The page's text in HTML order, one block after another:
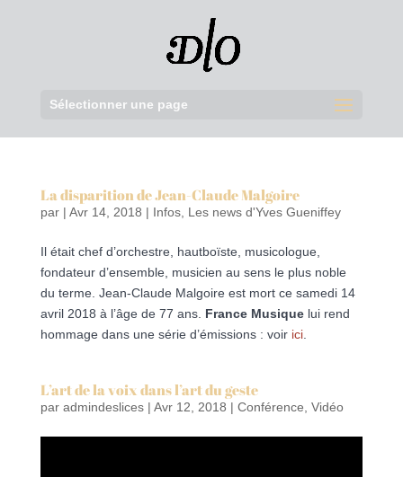
Sélectionner une page
La disparition de Jean-Claude Malgoire
par | Avr 14, 2018 | Infos, Les news d'Yves Gueniffey
Il était chef d’orchestre, hautboïste, musicologue,
fondateur d’ensemble, musicien au sens le plus noble
du terme. Jean-Claude Malgoire est mort ce samedi 14
avril 2018 à l’âge de 77 ans. France Musiquelui rend
hommage dans une série d’émissions : voir ici.
L’art de la voix dans l’art du geste
par admindeslices| Avr 12, 2018 | Conférence Vidéo